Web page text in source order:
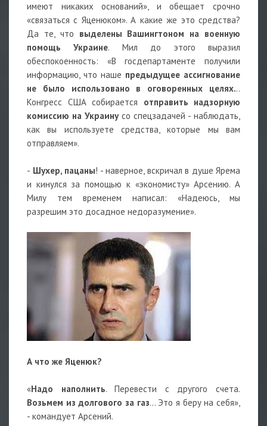
имеют никаких оснований», и обещает срочно
«связаться с Яценюком». А какие же это средства?
Да те, что выделены Вашингтоном на военную
помощь Украине. Мил до этого выразил
обеспокоенность: «В госдепартаменте получили
информацию, что наше предыдущее ассигнование
не было использовано в оговоренных целях...
Конгресс США собирается отправить надзорную
комиссию на Украинусо спецзадачей - наблюдать,
как вы используете средства, которые мы вам
отправляем».
- Шухер, пацаны! - наверное, вскричал в душе Ярема
и кинулся за помощью к «экономисту» Арсению. А
Милу тем временем написал: «Надеюсь, мы
разрешим это досадное недоразумение».
А что же Яценюк?
«Надо наполнить. Перевести с другого счета.
Возьмем из долгового за газ... Это я беру на себя»,
- командует Арсений.